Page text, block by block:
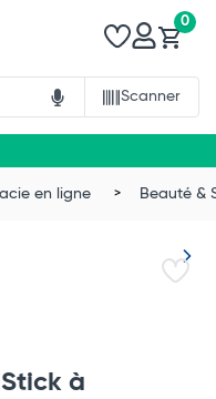
Scanner
0
en ligne Beauté &
à